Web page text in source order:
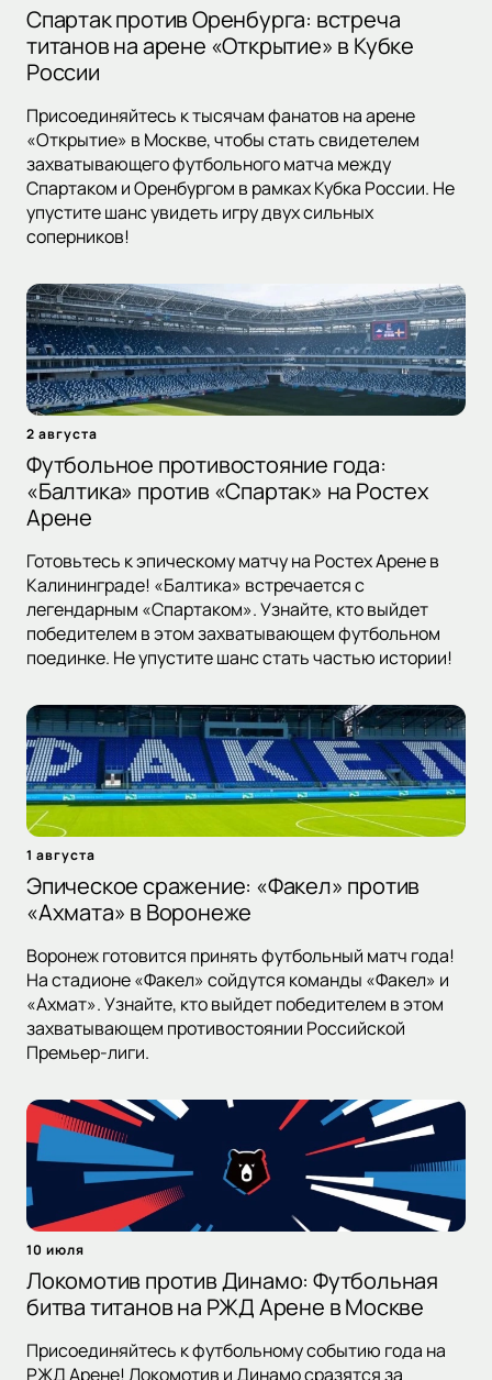
Спартак против Оренбурга: встреча
титанов на арене «Открытие» в Кубке
России
Присоединяйтесь к тысячам фанатов на арене
«Открытие» в Москве, чтобы стать свидетелем
захватывающего футбольного матча между
Спартаком и Оренбургом в рамках Кубка России. Не
упустите шанс увидеть игру двух сильных
соперников!
2 августа
Футбольное противостояние года:
«Балтика» против «Спартак» на Ростех
Арене
Готовьтесь к эпическому матчу на Ростех Арене в
Калининграде! «Балтика» встречается с
легендарным «Спартаком». Узнайте, кто выйдет
победителем в этом захватывающем футбольном
поединке. Не упустите шанс стать частью истории!
1 августа
Эпическое сражение: «Факел» против
«Ахмата» в Воронеже
Воронеж готовится принять футбольный матч года!
На стадионе «Факел» сойдутся команды «Факел» и
«Ахмат». Узнайте, кто выйдет победителем в этом
захватывающем противостоянии Российской
Премьер-лиги.
10 июля
Локомотив против Динамо: Футбольная
битва титанов на РЖД Арене в Москве
Присоединяйтесь к футбольному событию года на
РЖД Арене! Локомотив и Динамо сразятся за